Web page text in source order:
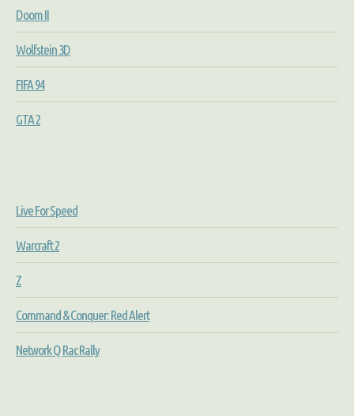
Doom II
Wolfstein 3D
FIFA 94
GTA 2
Live For Speed
Warcraft 2
Z
Command & Conquer: Red Alert
Network Q Rac Rally